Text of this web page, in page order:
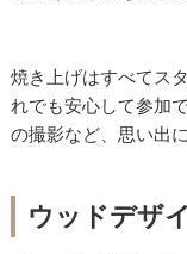
焼き上げはすべてス
れでも安心して参加
の撮影など、思い出
ウッドデザ